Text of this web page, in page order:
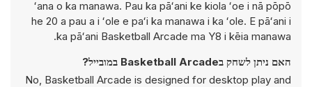
ʻana o ka manawa. Pau ka pāʻani ke kiola ʻoe i nā pōpō
he 20 a pau a i ʻole e paʻi ka manawa i ka ʻole. E pāʻani i
ka pāʻani Basketball Arcade ma Y8 i kēia manawa.
האם ניתן לשחק בBasketball Arcade במובייל?
No, Basketball Arcade is designed for desktop play and